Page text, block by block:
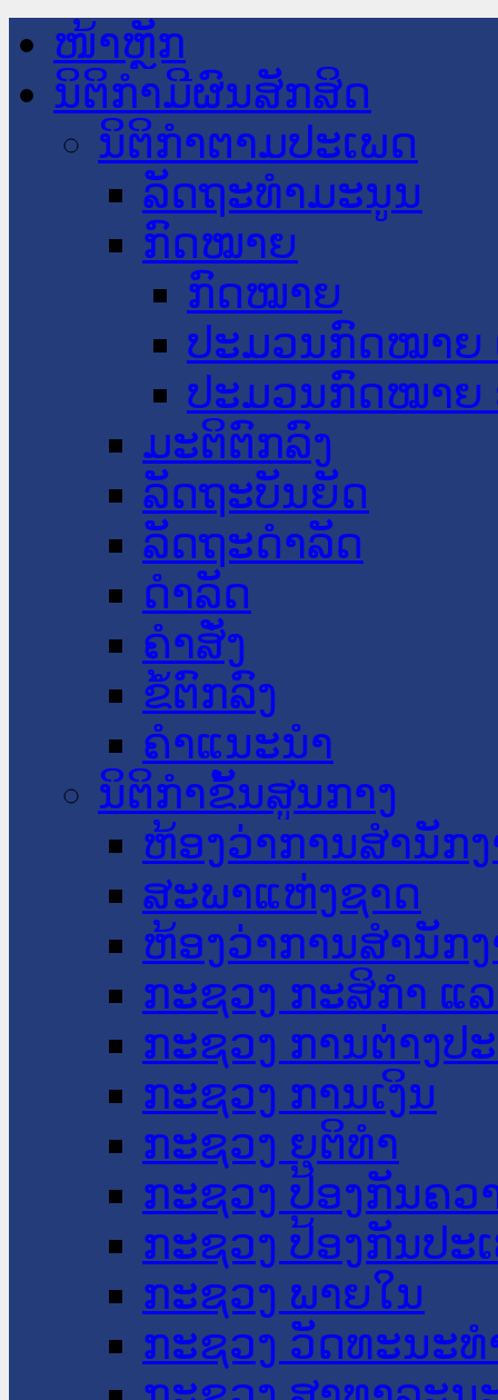
ໜ້າຫຼັກ
ນິຕິກໍາມີຜົນສັກສິດ
ນິຕິກໍາຕາມປະເພດ
ລັດຖະທໍາມະນູນ
ກົດໝາຍ
ກົດໝາຍ
ປະມວນກົດໝາຍ
ປະມວນກົດໝາຍ
ມະຕິຕົກລົງ
ລັດຖະບັນຍັດ
ລັດຖະດໍາລັດ
ດໍາລັດ
ຄໍາສັ່ງ
ຂໍ້ຕົກລົງ
ຄໍາແນະນໍາ
ນິຕິກໍາຂັ້ນສູນກາງ
ຫ້ອງວ່າການສໍານັກ
ສະພາແຫ່ງຊາດ
ຫ້ອງວ່າການສຳນັກ
ກະຊວງ ກະສິກຳ ແ
ກະຊວງ ການຕ່າງປ
ກະຊວງ ການເງິນ
ກະຊວງ ຍຸຕິທໍາ
ກະຊວງ ປ້ອງກັນຄວ
ກະຊວງ ປ້ອງກັນປະ
ກະຊວງ ພາຍໃນ
ກະຊວງ ວັດທະນະ